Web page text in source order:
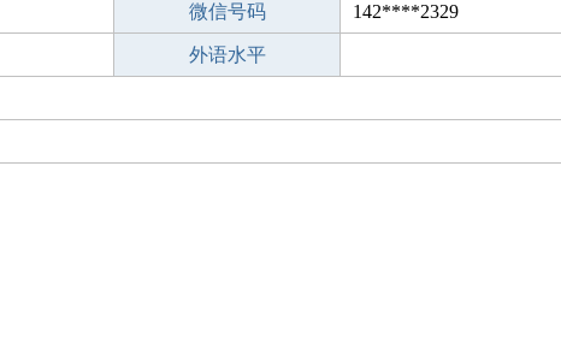
微信号码 142****2329
外语水平